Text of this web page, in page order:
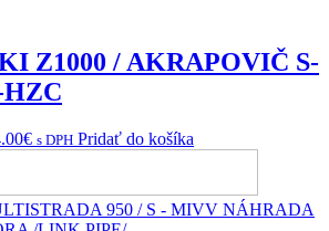
stránke
Z1000 / AKRAPOVIČ S-
HZC
€Aktuálna
1,514.00€.
s DPH Pridať do košíka